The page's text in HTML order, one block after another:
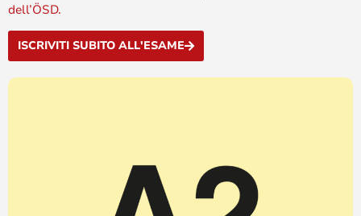
dell’ÖSD.
ISCRIVITI SUBITO ALL'ESAME